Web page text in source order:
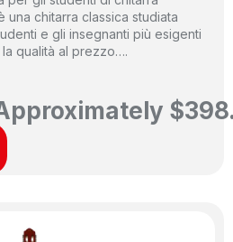
una chitarra classica studiata
e gli insegnanti più esigenti
qualità al prezzo….
$